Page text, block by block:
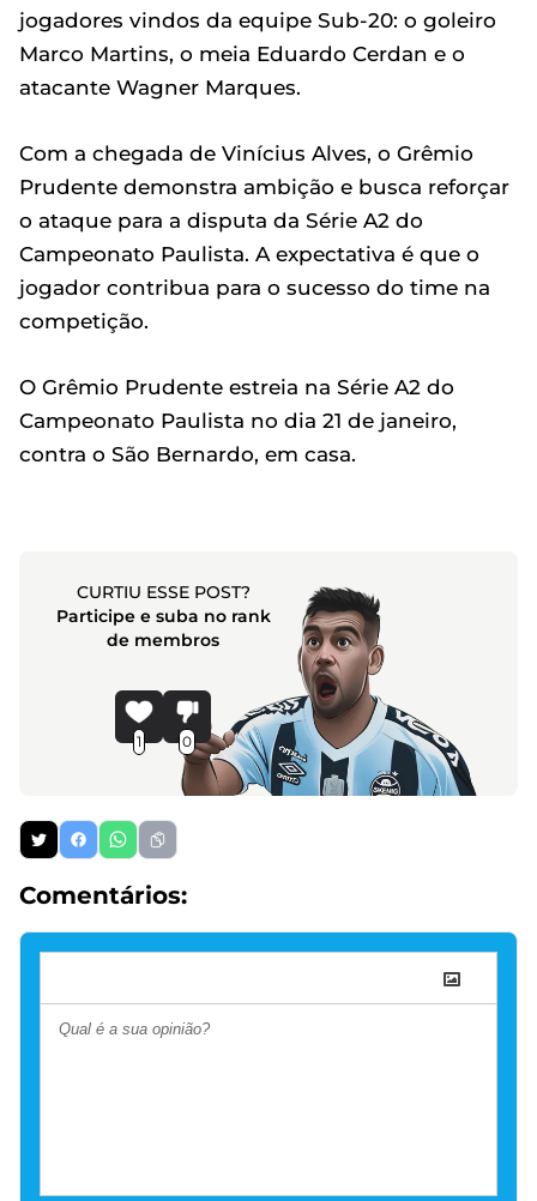
jogadores vindos da equipe Sub-20: o goleiro
Marco Martins, o meia Eduardo Cerdan e o
atacante Wagner Marques.
Com a chegada de Vinícius Alves, o Grêmio
Prudente demonstra ambição e busca reforçar
o ataque para a disputa da Série A2 do
Campeonato Paulista. A expectativa é que o
jogador contribua para o sucesso do time na
competição.
O Grêmio Prudente estreia na Série A2 do
Campeonato Paulista no dia 21 de janeiro,
contra o São Bernardo, em casa.
CURTIU ESSE POST?
Participe e suba no rank
de membros
1 0
Comentários: